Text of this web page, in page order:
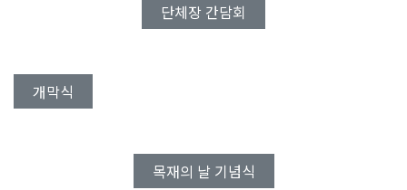
단체장 간담회
개막식
목재의 날 기념식